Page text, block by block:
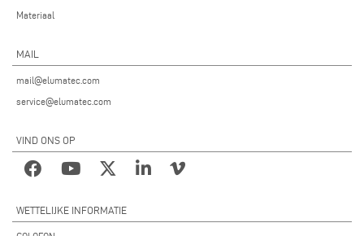
Materiaal
MAIL
mail@elumatec.com
service@elumatec.com
VIND ONS OP
WETTELIJKE INFORMATIE